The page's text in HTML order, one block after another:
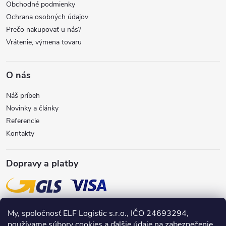
My, spoločnosť ELF Logistic s.r.o., IČO 24693294,
r
v
y
v
ý
p
i
s
u
e
Obchodné podmienky
Ochrana osobných údajov
Prečo nakupovať u nás?
Vrátenie, výmena tovaru
O nás
Náš príbeh
Novinky a články
Referencie
Kontakty
Dopravy a platby